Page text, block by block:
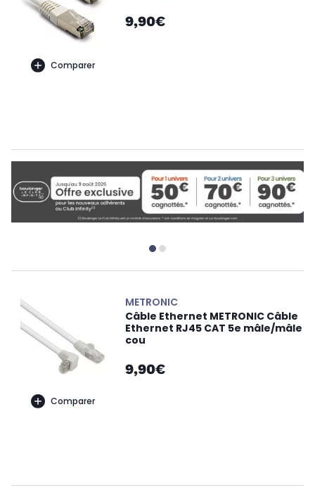
Comparer
9,90€
Comparer
METRONIC
Câble Ethernet METRONIC Câble
Ethernet RJ45 CAT 5e mâle/mâle
cou
9,90€